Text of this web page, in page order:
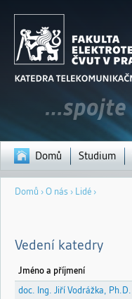
Domů Studium
Jste
Domů › O nás › Lidé ›
Vedení katedry
Jméno a příjmení
doc. Ing. Jiří Vodrážka, Ph.D.